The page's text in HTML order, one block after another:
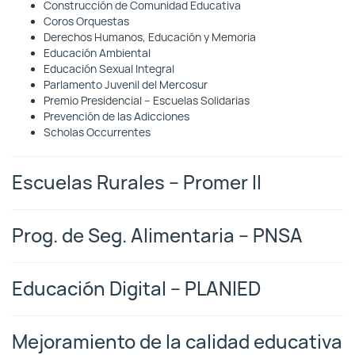
Construcción de Comunidad Educativa
Coros Orquestas
Derechos Humanos, Educación y Memoria
Educación Ambiental
Educación Sexual Integral
Parlamento Juvenil del Mercosur
Premio Presidencial – Escuelas Solidarias
Prevención de las Adicciones
Scholas Occurrentes
Escuelas Rurales – Promer II
Prog. de Seg. Alimentaria – PNSA
Educación Digital – PLANIED
Mejoramiento de la calidad educativa